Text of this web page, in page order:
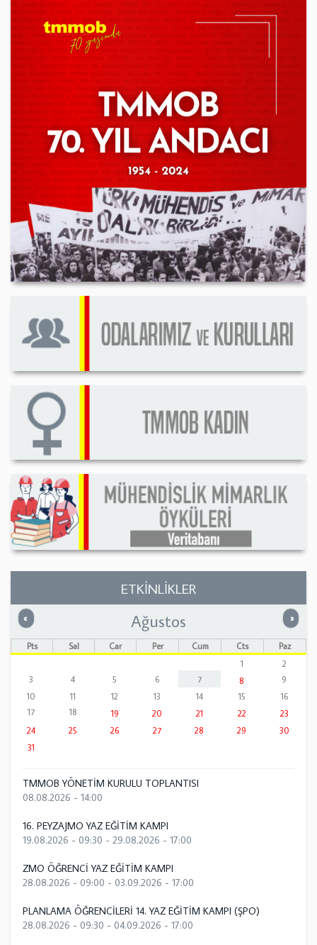
ETKİNLİKLER
« Önceki »
Ağustos
Pts Sal Çar Per Cum Cts
Paz
1
2
3
4 5 6 7 8
9
10
11 12 13 14 15
16
17
18 19 20 21 22
23
24
25 26 27 28 29
30
31
TMMOB YÖNETİM KURULU TOPLANTISI
08.08.2026 - 14:00
16. PEYZAJMO YAZ EĞİTİM KAMPI
19.08.2026 - 09:30 - 29.08.2026 - 17:00
ZMO ÖĞRENCİ YAZ EĞİTİM KAMPI
28.08.2026 - 09:00 - 03.09.2026 - 17:00
PLANLAMA ÖĞRENCİLERİ 14. YAZ EĞİTİM KAMPI (ŞPO)
28.08.2026 - 09:30 - 04.09.2026 - 17:00